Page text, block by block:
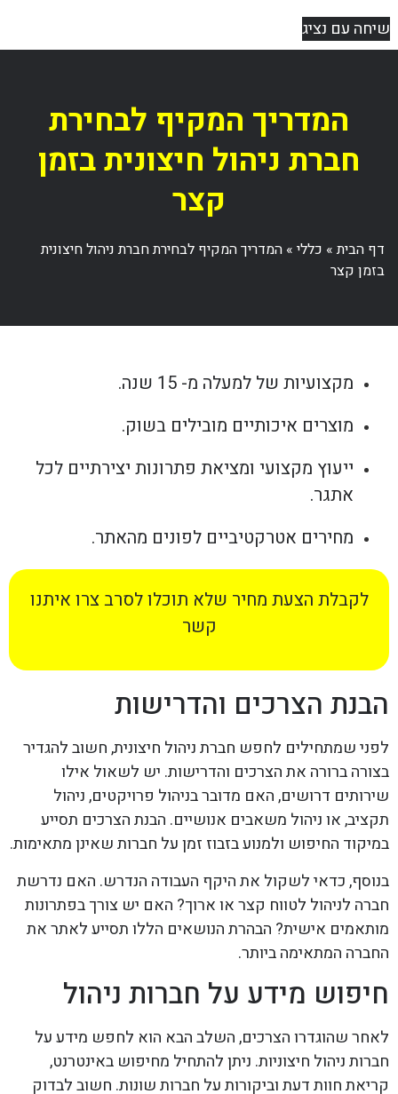
שיחה עם נציג
המדריך המקיף לבחירת
חברת ניהול חיצונית בזמן
קצר
דף הבית» כללי» המדריך המקיף לבחירת חברת ניהול חיצונית
בזמן קצר
מקצועיות של למעלה מ- 15 שנה.
מוצרים איכותיים מובילים בשוק.
ייעוץ מקצועי ומציאת פתרונות יצירתיים לכל
אתגר.
מחירים אטרקטיביים לפונים מהאתר.
לקבלת הצעת מחיר שלא תוכלו לסרב צרו איתנו
קשר
הבנת הצרכים והדרישות
לפני שמתחילים לחפש חברת ניהול חיצונית, חשוב להגדיר
בצורה ברורה את הצרכים והדרישות. יש לשאול אילו
שירותים דרושים, האם מדובר בניהול פרויקטים, ניהול
תקציב, או ניהול משאבים אנושיים. הבנת הצרכים תסייע
במיקוד החיפוש ולמנוע בזבוז זמן על חברות שאינן מתאימות.
בנוסף, כדאי לשקול את היקף העבודה הנדרש. האם נדרשת
חברה לניהול לטווח קצר או ארוך? האם יש צורך בפתרונות
מותאמים אישית? הבהרת הנושאים הללו תסייע לאתר את
החברה המתאימה ביותר.
חיפוש מידע על חברות ניהול
לאחר שהוגדרו הצרכים, השלב הבא הוא לחפש מידע על
חברות ניהול חיצוניות. ניתן להתחיל מחיפוש באינטרנט,
קריאת חוות דעת וביקורות על חברות שונות. חשוב לבדוק